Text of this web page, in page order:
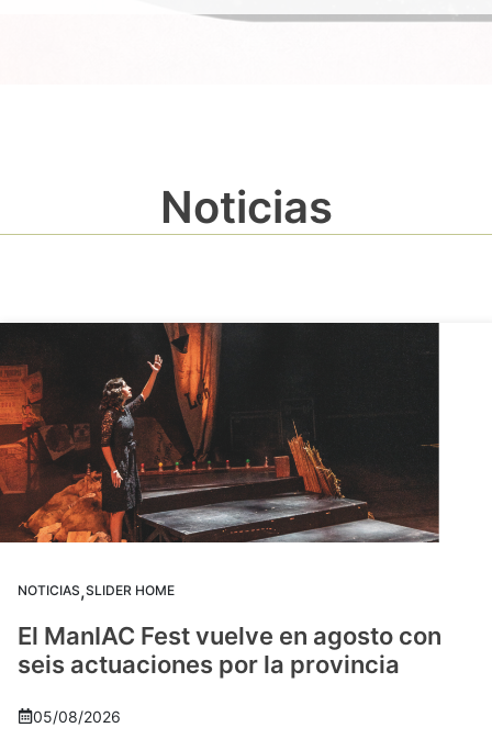
Noticias
NOTICIAS,SLIDER HOME
El ManIAC Fest vuelve en agosto con
seis actuaciones por la provincia
05/08/2026